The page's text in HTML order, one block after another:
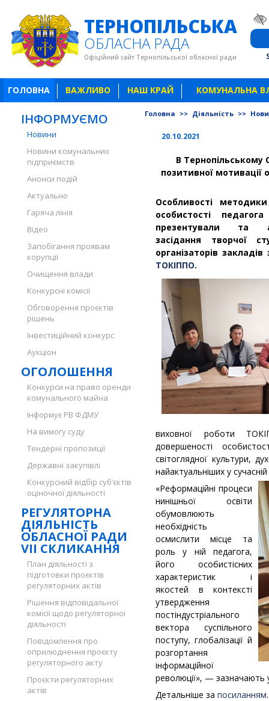
ТЕРНОПІЛЬСЬКА
ОБЛАСНА РАДА
Офіційний сайт Тернопільської обласної ради
ГОЛОВНА ВАЖЛИВО НАШ КРАЙ КОМУНАЛЬНА
ІНФОРМУЄМО
Новини
Новини комунальних
підприємств
Анонси подій
Актуально
Гаряча лінія
Відео
Запобігання проявам
корупції
Очищення влади
Конкурсні комісії
Обговорення проєктів
рішень
Інвестиційний конкурс
Аукціон
ОГОЛОШЕННЯ
Конкурси на право оренди
комунального майна
Інформує РВ ФДМУ
На вимогу суду
Тендерні пропозиції
Державні закупівлі
Конкурсний відбір суб’єктів
оціночної діяльності
РЕГУЛЯТОРНА
ДІЯЛЬНІСТЬ
ОБЛАСНОЇ РАДИ
VII СКЛИКАННЯ
План діяльності з
підготовки проєктів
регуляторних актів
Рішення відповідальної
комісії щодо регуляторної
діяльності
Повідомлення про
оприлюднення проєкту
регуляторного акту
Проєкти регуляторних
актів
Головна >> Діяльність >>
20.10.2021
В Тернопільському
позитивної мотивації
Особливості
особистості
презентували та
засідання творчої
організаторів
ТОКІППО.
виховної роботи
довершеності
світоглядної культури,
найактуальніших у
«Реформаційні процеси
нинішньої освіти
обумовлюють
необхідність
осмислити місце та
роль у ній педагога,
його особистісних
характеристик і
якостей в контексті
утвердження
постіндустріального
вектора суспільного
поступу, глобалізації й
розгортання
інформаційної
революції», —
Детальніше за посиланням